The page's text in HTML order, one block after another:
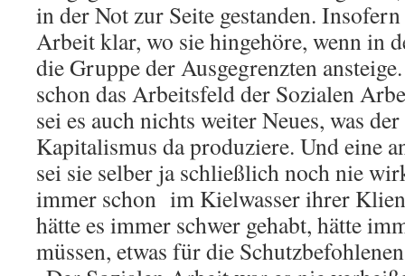
in der Not zur Seite gestanden.
Arbeit klar, wo sie hingehöre, wenn in
die Gruppe der Ausgegrenzten
schon das Arbeitsfeld der Sozialen
sei es auch nichts weiter Neues, was
Kapitalismus da produziere. Und eine
sei sie selber ja schließlich noch nie
immer schon im Kielwasser ihrer
hätte es immer schwer gehabt, hätte
müssen, etwas für die